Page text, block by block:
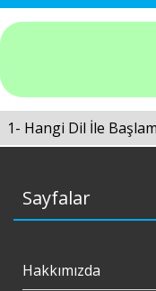
1- Hangi Dil İle
Sayfalar
Hakkımızda